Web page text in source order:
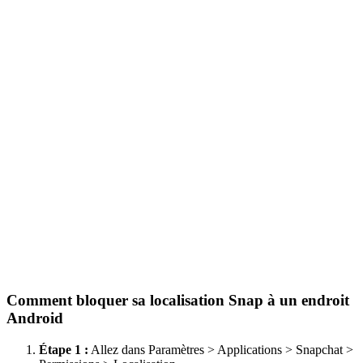
Comment bloquer sa localisation Snap à un endroit
Android
Étape 1 : Allez dans Paramètres > Applications > Snapchat >